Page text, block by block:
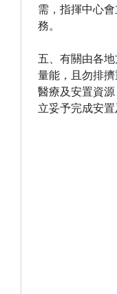
需，指揮中心
務。
五、有關由各
量能，且勿排
醫療及安置資
立妥予完成安